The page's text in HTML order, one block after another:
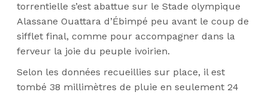
torrentielle s’est abattue sur le Stade olympique
Alassane Ouattara d’Ébimpé peu avant le coup de
sifflet final, comme pour accompagner dans la
ferveur la joie du peuple ivoirien.
Selon les données recueillies sur place, il est
tombé 38 millimètres de pluie en seulement 24